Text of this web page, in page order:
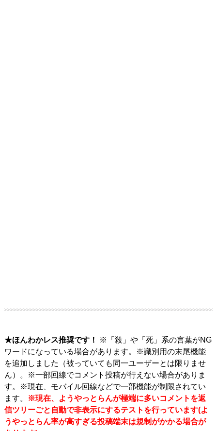
★ほんわかレス推奨です！
※「殺」や「死」系の言葉がNG
ワードになっている場合があります。※識別用の末尾機能
を追加しました（被っていても同一ユーザーとは限りませ
ん）。※一部回線でコメント投稿が行えない場合がありま
す。※現在、モバイル回線などで一部機能が制限されてい
ます。
※現在、ようやっとらんが極端に多いコメントを返
信ツリーごと自動で非表示にするテストを行っています(よ
うやっとらん率が高すぎる投稿端末は規制がかかる場合が